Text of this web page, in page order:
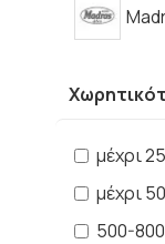
μέχρι
μέχρι
500-